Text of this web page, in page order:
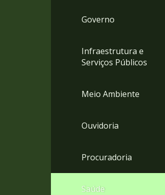
Governo
Infraestrutura e
Serviços Públicos
Meio Ambiente
Ouvidoria
Procuradoria
Saúde